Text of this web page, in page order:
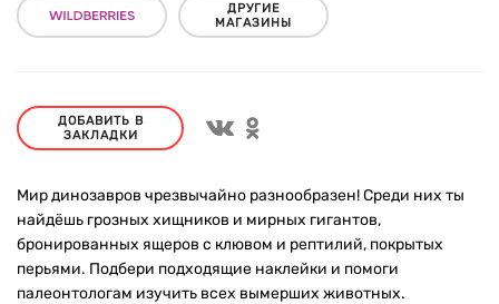
ДРУГИЕ
МАГАЗИНЫ
ДОБАВИТЬ В
ЗАКЛАДКИ
Мир динозавров чрезвычайно разнообразен! Среди них ты
найдёшь грозных хищников и мирных гигантов,
бронированных ящеров с клювом и рептилий, покрытых
перьями. Подбери подходящие наклейки и помоги
палеонтологам изучить всех вымерших животных.